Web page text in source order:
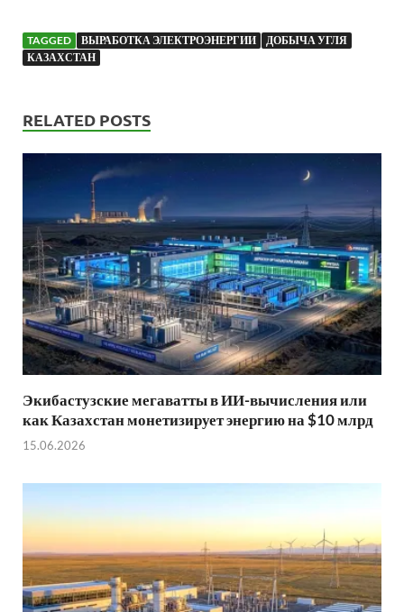
TAGGED ВЫРАБОТКА ЭЛЕКТРОЭНЕРГИИ
ДОБЫЧА УГЛЯ
КАЗАХСТАН
RELATED POSTS
Экибастузские мегаватты в ИИ-вычисления или
как Казахстан монетизирует энергию на $10 млрд
15.06.2026